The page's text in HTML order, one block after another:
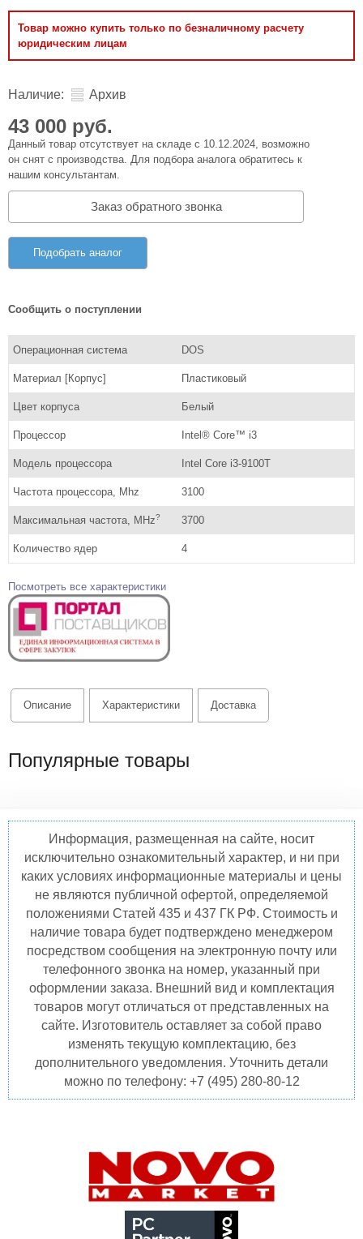
Товар можно купить только по безналичному расчету
юридическим лицам
Наличие: Архив
43 000 руб.
Данный товар отсутствует на складе с 10.12.2024, возможно
он снят с производства. Для подбора аналога обратитесь к
нашим консультантам.
Заказ обратного звонка
Подобрать аналог
Сообщить о поступлении
Операционная система DOS
Материал [Корпус] Пластиковый
Цвет корпуса Белый
Процессор Intel® Core™ i3
Модель процессора Intel Core i3-9100T
Частота процессора, Mhz 3100
Максимальная частота, MHz? 3700
Количество ядер 4
Посмотреть все характеристики
Описание Характеристики Доставка
Популярные товары
Информация, размещенная на сайте, носит
исключительно ознакомительный характер, и ни при
каких условиях информационные материалы и цены
не являются публичной офертой, определяемой
положениями Статей 435 и 437 ГК РФ. Стоимость и
наличие товара будет подтверждено менеджером
посредством сообщения на электронную почту или
телефонного звонка на номер, указанный при
оформлении заказа. Внешний вид и комплектация
товаров могут отличаться от представленных на
сайте. Изготовитель оставляет за собой право
изменять текущую комплектацию, без
дополнительного уведомления. Уточнить детали
можно по телефону: +7 (495) 280-80-12